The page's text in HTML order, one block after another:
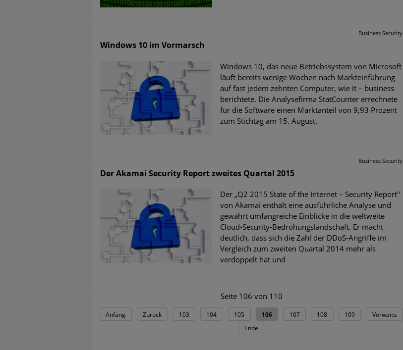
Business Security
Windows 10 im Vormarsch
Windows 10, das neue Betriebssystem von Microsoft
läuft bereits wenige Wochen nach Markteinführung
auf fast jedem zehnten Computer, wie it – business
berichtete. Die Analysefirma StatCounter errechnete
für die Software einen Marktanteil von 9,93 Prozent
zum Stichtag am 15. August.
Business Security
Der Akamai Security Report zweites Quartal 2015
Der „Q2 2015 State of the Internet – Security Report"
von Akamai enthält eine ausführliche Analyse und
gewährt umfangreiche Einblicke in die weltweite
Cloud-Security-Bedrohungslandschaft. Er macht
deutlich, dass sich die Zahl der DDoS-Angriffe im
Vergleich zum zweiten Quartal 2014 mehr als
verdoppelt hat und
Seite 106 von 110
Anfang Zurück 103 104 105 106 107 108 109
Vorwärts
Ende